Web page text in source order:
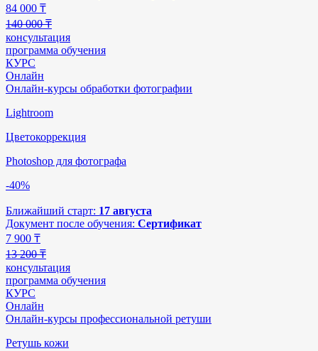
84 000 ₸
140 000 ₸
консультация
программа обучения
КУРС
Онлайн
Онлайн-курсы обработки фотографии
Lightroom
Цветокоррекция
Photoshop для фотографа
-40%
Ближайший старт: 17 августа
Документ после обучения: Сертификат
7 900 ₸
13 200 ₸
консультация
программа обучения
КУРС
Онлайн
Онлайн-курсы профессиональной ретуши
Ретушь кожи